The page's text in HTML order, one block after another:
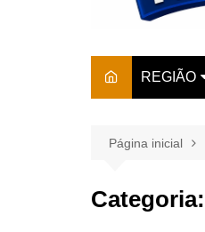
REGIÃO
Página inicial
Categoria: